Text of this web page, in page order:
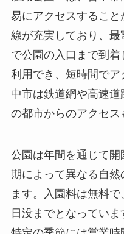
の都市からのアクセス
公園は年間を通じて
期によって異なる自
ます。入園料は無料
日没までとなっていま
ますので、訪問前に
す。
周辺環境